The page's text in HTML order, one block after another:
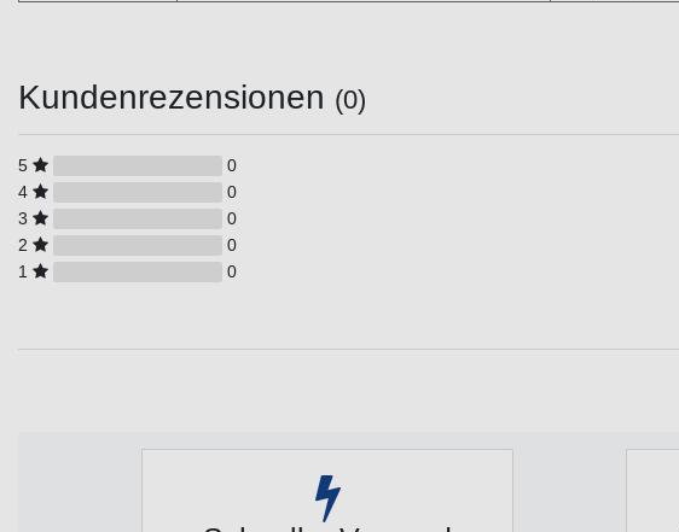
Kundenrezensionen (0)
5
0
4
0
3
0
2
0
1
0